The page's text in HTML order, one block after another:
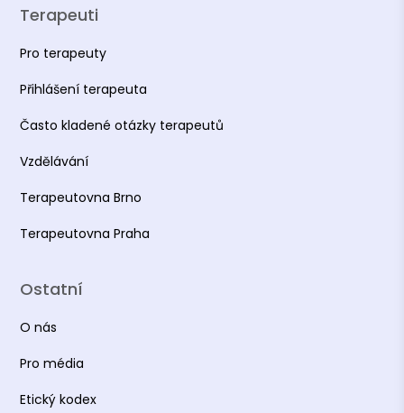
Terapeuti
Pro terapeuty
Přihlášení terapeuta
Často kladené otázky terapeutů
Vzdělávání
Terapeutovna Brno
Terapeutovna Praha
Ostatní
O nás
Pro média
Etický kodex